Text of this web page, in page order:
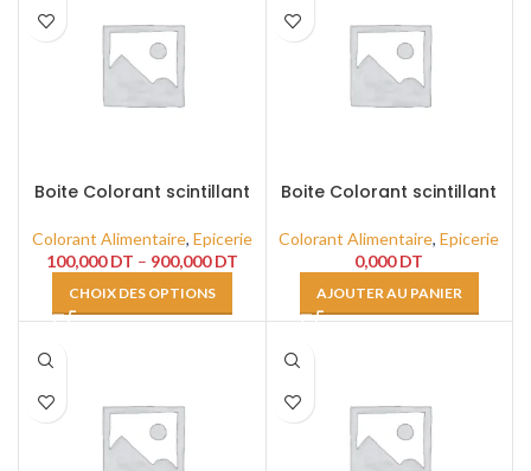
Boite Colorant scintillant
Colorant Alimentaire, Epicerie
100,000DT – 900,000DT
CHOIX DES OPTIONS
Boite Colorant scintillant
Colorant Alimentaire,Epicerie
0,000DT
AJOUTER AU PANIER